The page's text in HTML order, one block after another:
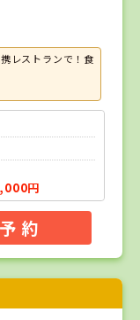
レストランで！食
円
予 約